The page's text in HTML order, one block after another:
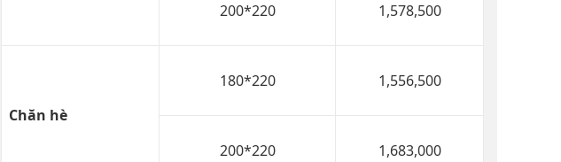
200*220 1,578,500
Chăn hè
180*220 1,556,500
200*220 1,683,000